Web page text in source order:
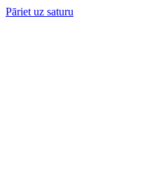
Pāriet uz saturu